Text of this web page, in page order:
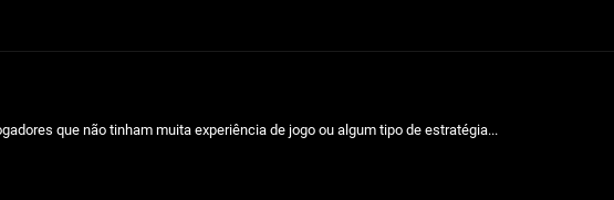
que não tinham muita experiência de jogo ou algum tipo de estratégia...